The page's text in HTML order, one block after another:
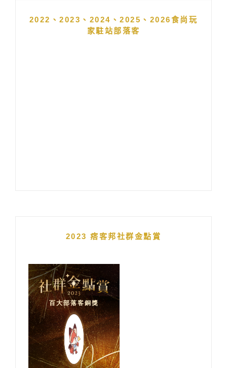
2022、2023、2024、2025、2026食尚玩
家駐站部落客
2023 痞客邦社群金點賞